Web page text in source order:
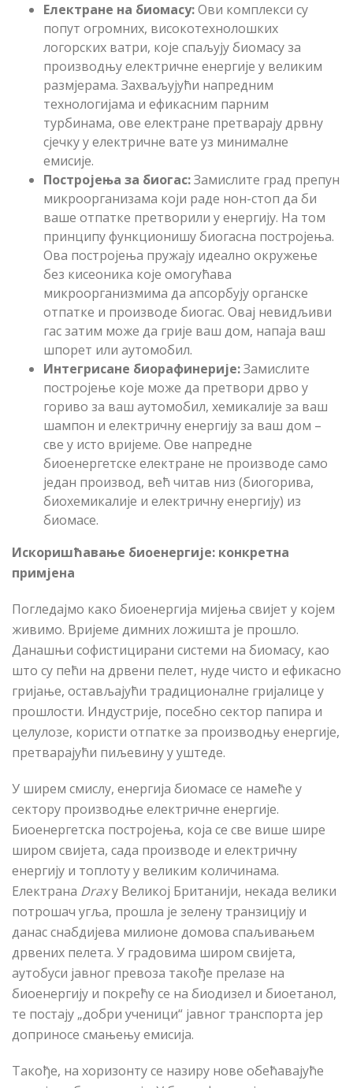
Електране на биомасу:Ови комплекси су
попут огромних, високотехнолошких
логорских ватри, које спаљују биомасу за
производњу електричне енергије у великим
размјерама. Захваљујући напредним
технологијама и ефикасним парним
турбинама, ове електране претварају дрвну
сјечку у електричне вате уз минималне
емисије.
Постројења за биогас:Замислите град препун
микроорганизама који раде нон-стоп да би
ваше отпатке претворили у енергију. На том
принципу функционишу биогасна постројења.
Ова постројења пружају идеално окружење
без кисеоника које омогућава
микроорганизмима да апсорбују органске
отпатке и производе биогас. Овај невидљиви
гас затим може да грије ваш дом, напаја ваш
шпорет или аутомобил.
Интегрисане биорафинерије:Замислите
постројење које може да претвори дрво у
гориво за ваш аутомобил, хемикалије за ваш
шампон и електричну енергију за ваш дом –
све у исто вријеме. Ове напредне
биоенергетске електране не производе само
један производ, већ читав низ (биогорива,
биохемикалије и електричну енергију) из
биомасе.
Искоришћавање биоенергије: конкретна
примјена
Погледајмо како биоенергија мијења свијет у којем
живимо. Вријеме димних ложишта је прошло.
Данашњи софистицирани системи на биомасу, као
што су пећи на дрвени пелет, нуде чисто и ефикасно
гријање, остављајући традиционалне гријалице у
прошлости. Индустрије, посебно сектор папира и
целулозе, користи отпатке за производњу енергије,
претварајући пиљевину у уштеде.
У ширем смислу, енергија биомасе се намеће у
сектору производње електричне енергије.
Биоенергетска постројења, која се све више шире
широм свијета, сада производе и електричну
енергију и топлоту у великим количинама.
Електрана Draxу Великој Британији, некада велики
потрошач угља, прошла је зелену транзицију и
данас снабдијева милионе домова спаљивањем
дрвених пелета. У градовима широм свијета,
аутобуси јавног превоза такође прелазе на
биоенергију и покрећу се на биодизел и биоетанол,
те постају „добри ученици“ јавног транспорта јер
доприносе смањењу емисија.
Такође, на хоризонту се назиру нове обећавајуће